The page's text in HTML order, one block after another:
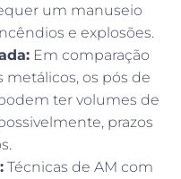
um manuseio
e explosões.
Em comparação
os pós de
ter volumes de
prazos
Técnicas de AM com